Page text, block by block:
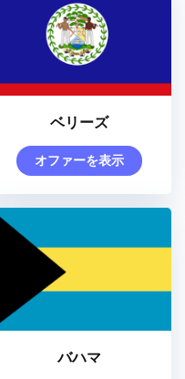
ベリーズ
オファーを表示
バハマ